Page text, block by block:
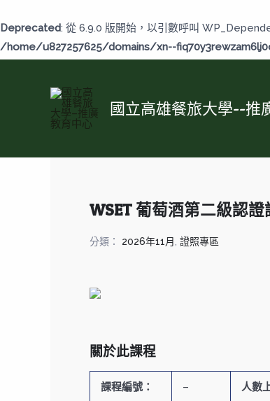
Deprecated: 從 6.9.0 版開始，以引數呼叫
/home/u827257625/domains/xn--
至
主
國立高雄餐旅大學--推
WSET 葡萄酒第二級認證
分類： 2026年11月 ,證照專區
關於此課程
課程編號： – 人數